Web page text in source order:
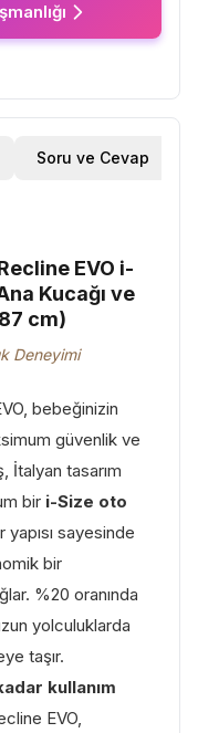
Soru ve Cevap
EVO i-
Kucağı ve
cm)
Deneyimi
bebeğinizin
güvenlik ve
İtalyan tasarım
bir i-Size oto
yapısı sayesinde
bir
%20 oranında
yolculuklarda
taşır.
kullanım
EVO,